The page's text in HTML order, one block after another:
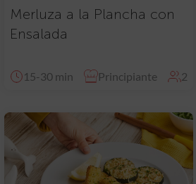
Merluza a la Plancha con
Ensalada
15-30 min Principiante 2